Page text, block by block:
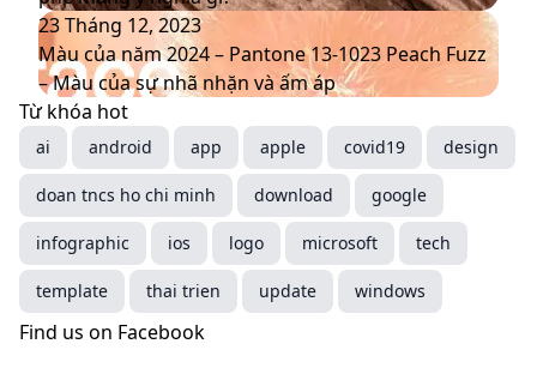
thương
hiệu
mới
sắc
chủ
đạo
thống
trị
xu
hướng
năm
2025
2025
–
Mocha
Mousse
–
màu
nâu
cà
phê
mang
ý
nghĩa
Màu
của
năm
2024
–
Pantone
13-
1023
Peach
Fuzz
–
Màu
23 Tháng 12, 2023
Màu của năm 2024 – Pantone 13-1023 Peach Fuzz
– Màu của sự nhã nhặn và ấm áp
Từ khóa hot
ai android app apple covid19 design
doan tncs ho chi minh download google
infographic ios logo microsoft tech
template thai trien update windows
Find us on Facebook